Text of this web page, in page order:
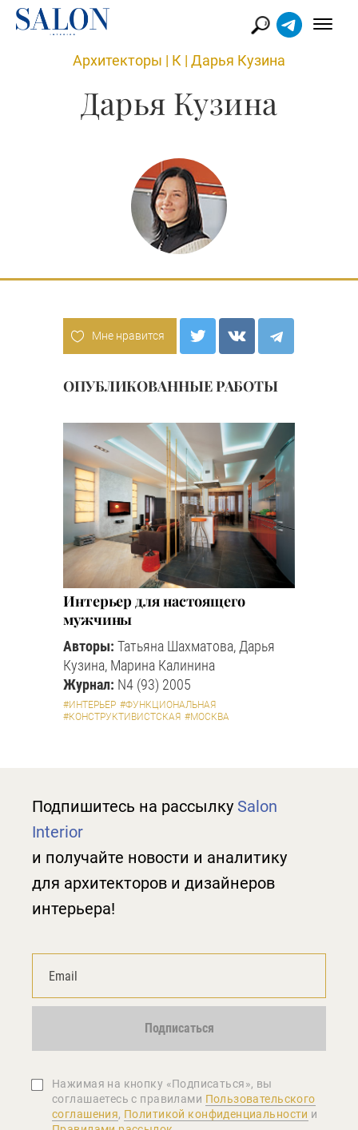
Архитекторы | К | Дарья Кузина
Дарья Кузина
Мне нравится
ОПУБЛИКОВАННЫЕ РАБОТЫ
Интерьер для настоящего
мужчины
Авторы: Татьяна Шахматова, Дарья
Кузина, Марина Калинина
Журнал: N4 (93) 2005
#ИНТЕРЬЕР #ФУНКЦИОНАЛЬНАЯ
#КОНСТРУКТИВИСТСКАЯ #МОСКВА
Подпишитесь на рассылку Salon
Interior
и получайте новости и аналитику
для архитекторов и дизайнеров
интерьера!
Подписаться
Нажимая на кнопку «Подписаться», вы
соглашаетеcь с правилами Пользовательского
соглашения, Политикой конфиденциальности и